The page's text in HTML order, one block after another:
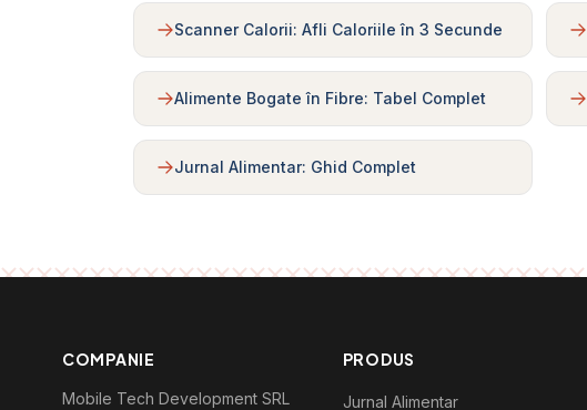
Scanner Calorii: Afli Caloriile în 3 Secunde
Alimente Bogate în Fibre: Tabel Complet
Jurnal Alimentar: Ghid Complet
COMPANIE
Mobile Tech Development SRL
PRODUS
Jurnal Alimentar